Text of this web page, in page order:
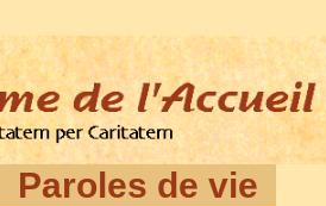
Paroles de vie